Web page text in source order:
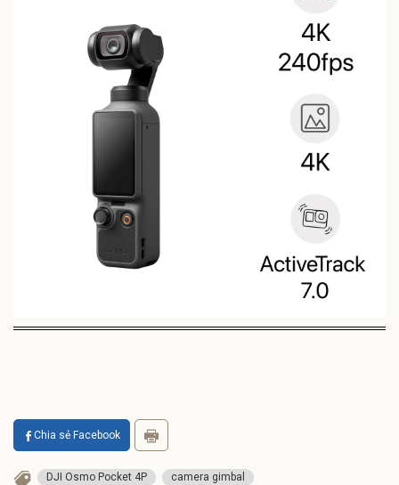
Chia sẻ Facebook
DJI Osmo Pocket 4P
camera gimbal